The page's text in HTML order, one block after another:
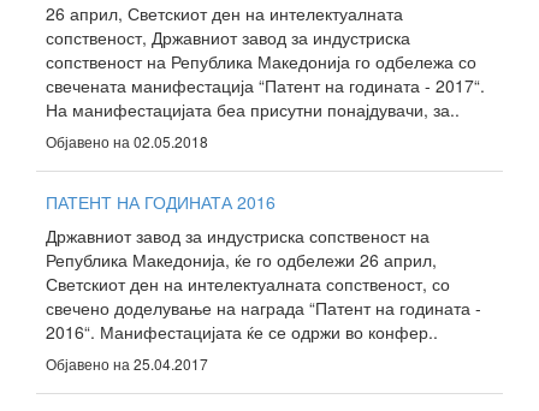
26 април, Светскиот ден на интелектуалната
сопственост, Државниот завод за индустриска
сопственост на Република Македонија го одбележа со
свечената манифестација “Патент на годината - 2017“.
На манифестацијата беа присутни понајдувачи, за..
Објавено на 02.05.2018
ПАТЕНТ НА ГОДИНАТА 2016
Државниот завод за индустриска сопственост на
Република Македонија, ќе го одбележи 26 април,
Светскиот ден на интелектуалната сопственост, со
свечено доделување на награда “Патент на годината -
2016“. Манифестацијата ќе се одржи во конфер..
Објавено на 25.04.2017